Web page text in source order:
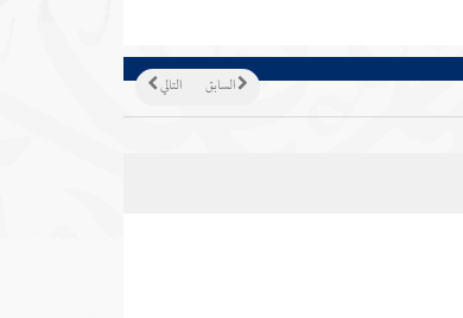
التالي السابق